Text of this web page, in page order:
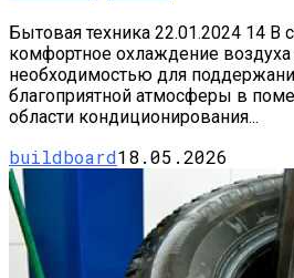
Бытовая техника 22.01.2024 14
комфортное охлаждение воздуха
необходимостью для
благоприятной атмосферы в
области кондиционирования...
buildboard18.05.2026